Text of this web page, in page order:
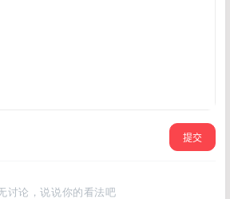
提交
讨论，说说你的看法吧